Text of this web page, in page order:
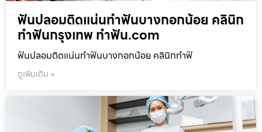
ฟันปลอมติดแน่นทำฟันบางกอกน้อย คลินิก
ทำฟันกรุงเทพ ทำฟัน.com
ฟันปลอมติดแน่นทำฟันบางกอกน้อย คลินิกทำฟั
ดูเพิ่มเติม »